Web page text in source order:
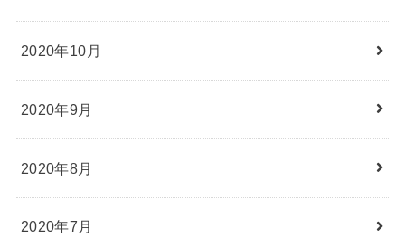
2020年10月
2020年9月
2020年8月
2020年7月